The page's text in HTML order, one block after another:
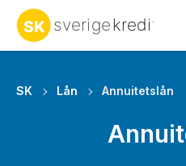
SK Lån Annuitetslån